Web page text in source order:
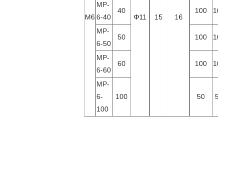
M6 Φ11 15 16
MP-
6-40
40 100 100
MP-
6-50
50 100 100
MP-
6-60
60 100 100
MP-
6-
100
100 50 50